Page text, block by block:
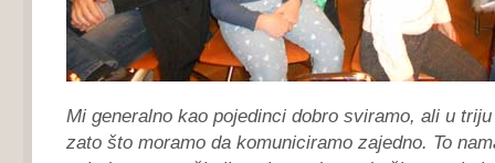
Mi generalno kao pojedinci dobro sviramo, ali u
zato što moramo da komuniciramo zajedno. To